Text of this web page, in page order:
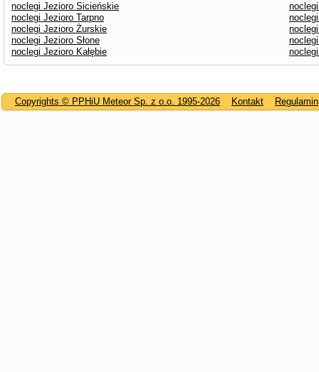
noclegi Jezioro Sicieńskie
noclegi Jezioro Tarpno
noclegi Jezioro Żurskie
noclegi Jezioro Słone
noclegi Jezioro Kałębie
Copyrights © PPHiU Meteor Sp. z o.o. 1995-2026 Kontakt Regulamin